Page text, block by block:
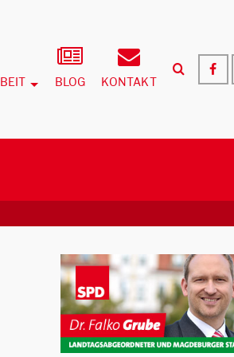
BLOG KONTAKT